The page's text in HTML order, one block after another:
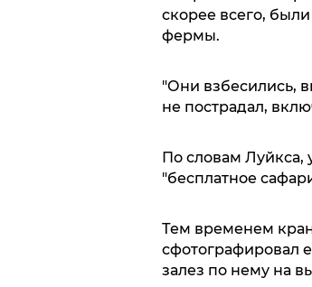
скорее всего,
фермы.
"Они взбесились,
не пострадал,
По словам Луйкса,
"бесплатное
Тем временем
сфотографировал
залез по нему на